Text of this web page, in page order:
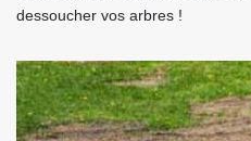
dessoucher vos arbres !